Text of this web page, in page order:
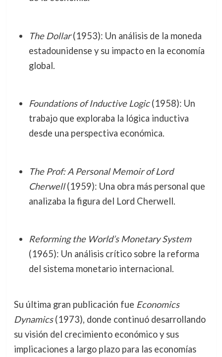
The Dollar(1953): Un análisis de la moneda
estadounidense y su impacto en la economía
global.
Foundations of Inductive Logic(1958): Un
trabajo que exploraba la lógica inductiva
desde una perspectiva económica.
The Prof: A Personal Memoir of Lord
Cherwell(1959): Una obra más personal que
analizaba la figura del Lord Cherwell.
Reforming the World’s Monetary System
(1965): Un análisis crítico sobre la reforma
del sistema monetario internacional.
Su última gran publicación fue Economics
Dynamics(1973), donde continuó desarrollando
su visión del crecimiento económico y sus
implicaciones a largo plazo para las economías